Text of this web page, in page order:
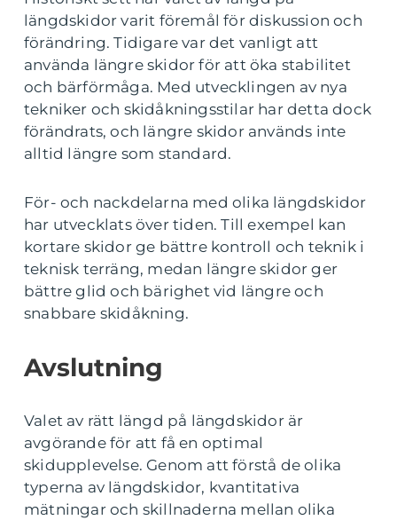
längdskidor varit föremål för diskussion och
förändring. Tidigare var det vanligt att
använda längre skidor för att öka stabilitet
och bärförmåga. Med utvecklingen av nya
tekniker och skidåkningsstilar har detta dock
förändrats, och längre skidor används inte
alltid längre som standard.
För- och nackdelarna med olika längdskidor
har utvecklats över tiden. Till exempel kan
kortare skidor ge bättre kontroll och teknik i
teknisk terräng, medan längre skidor ger
bättre glid och bärighet vid längre och
snabbare skidåkning.
Avslutning
Valet av rätt längd på längdskidor är
avgörande för att få en optimal
skidupplevelse. Genom att förstå de olika
typerna av längdskidor, kvantitativa
mätningar och skillnaderna mellan olika